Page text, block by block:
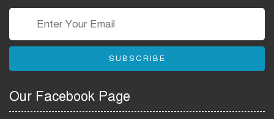
তথ্য অধিদপ্তর নিয়োগ বিজ্ঞপ্তি
বাংলাদেশ পুলিশ এএসআই
Bangladesh Police ASI Job
Circular 2026
SUBSCRIBE
Our Facebook Page